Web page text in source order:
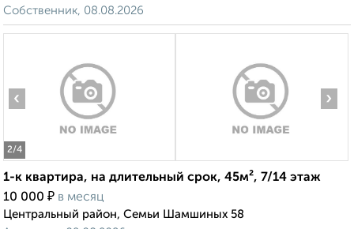
Собственник, 08.08.2026
2/4
‹ ›
1-к квартира, на длительный срок, 45м², 7/14 этаж
10 000 ₽ в месяц
Центральный район, Семьи Шамшиных 58